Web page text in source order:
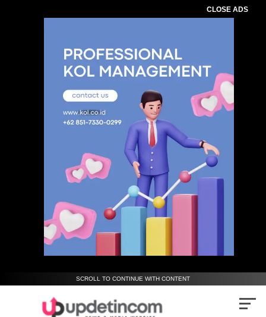
CLOSE ADS
SCROLL TO CONTINUE WITH CONTENT